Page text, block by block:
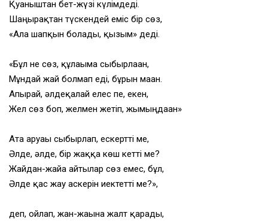
Қуаныштан бет-жүзі күлімдеді.
Шаңырақтан түскендей еміс бір сөз,
«Ала шапқын болады, қызым» деді.
«Бұл не сөз, құлағыма сыбырлаған,
Мұндай жай болмап еді, бұрын маған.
Апырай, әлдеқалай елес пе, екен,
Жел сөз боп, желмен жетіп, жымыңдаған»
Ата аруағы сыбырлап, ескертті ме,
Әлде, әлде, бір жаққа көш кетті ме?
Жайдан-жайға айтылар сөз емес, бұл,
Әлде қас жау ғаскерін иектетті ме?»,
деп, ойлап, жан-жағына жалт қарады,